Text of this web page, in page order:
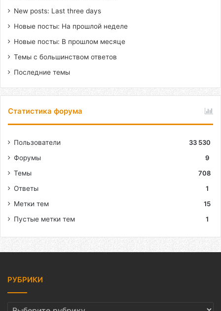
New posts: Last three days
Новые посты: На прошлой неделе
Новые посты: В прошлом месяце
Темы с большинством ответов
Последние темы
Статистика форума
Пользователи
33 530
Форумы
9
Темы
708
Ответы
1
Метки тем
15
Пустые метки тем
1
РУБРИКИ
РУБРИКИ